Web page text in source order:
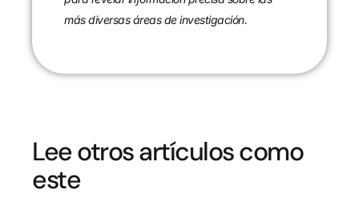
más diversas áreas de investigación.
Lee otros artículos como
este